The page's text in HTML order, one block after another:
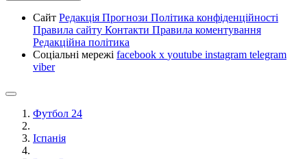
Сайт Редакція Прогнози Політика конфіденційності
Правила сайту Контакти Правила коментування
Редакційна політика
Соціальні мережі facebook x youtube instagram telegram
viber
Футбол 24
Іспанія